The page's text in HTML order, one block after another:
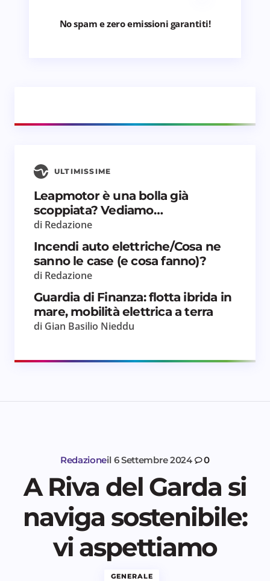
No spam e zero emissioni garantiti!
ULTIMISSIME
Leapmotor è una bolla già
scoppiata? Vediamo…
di Redazione
Incendi auto elettriche/Cosa ne
sanno le case (e cosa fanno)?
di Redazione
Guardia di Finanza: flotta ibrida in
mare, mobilità elettrica a terra
di Gian Basilio Nieddu
Redazioneil 6 Settembre 2024 0
A Riva del Garda si
naviga sostenibile:
vi aspettiamo
GENERALE